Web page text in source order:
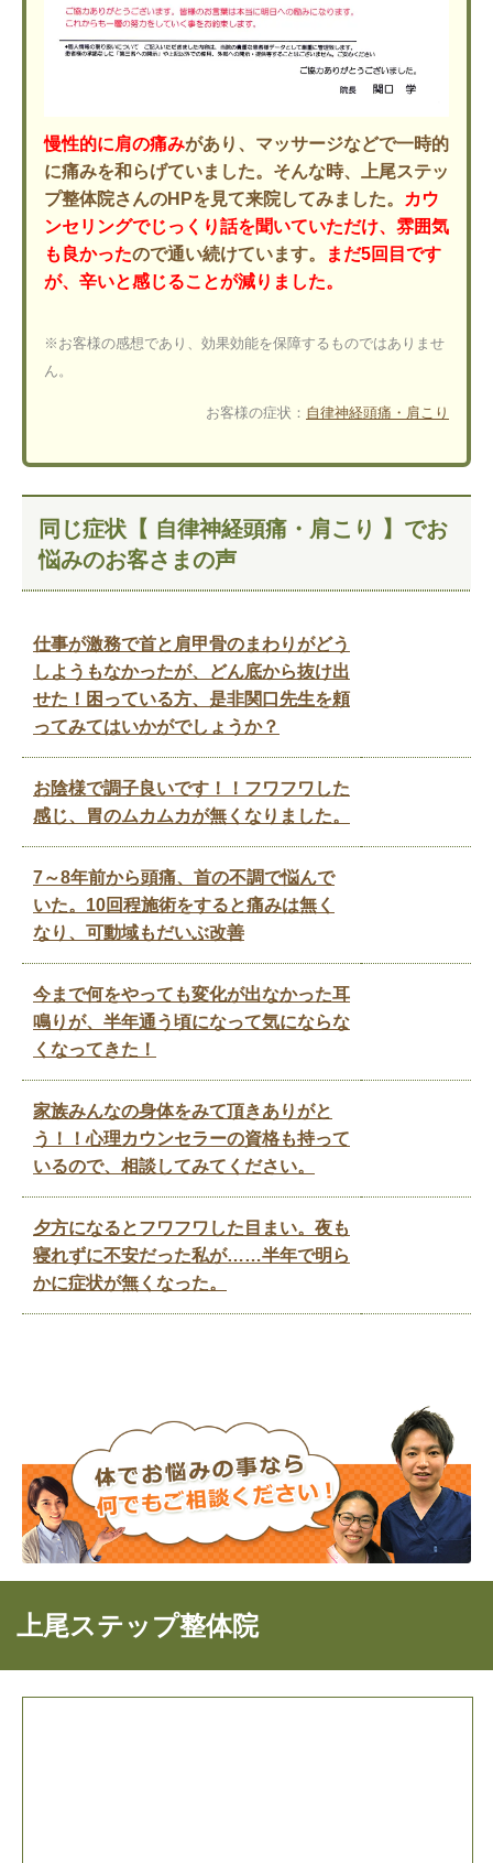
慢性的に肩の痛みがあり、マッサージなどで一時的
に痛みを和らげていました。そんな時、上尾ステッ
プ整体院さんのHPを見て来院してみました。
カウ
ンセリングでじっくり話を聞いていただけ、雰囲気
も良かったので通い続けています。
まだ5回目です
が、辛いと感じることが減りました。
※お客様の感想であり、効果効能を保障するものではありませ
ん。
お客様の症状： 自律神経頭痛・肩こり
同じ症状【 自律神経頭痛・肩こり 】でお
悩みのお客さまの声
仕事が激務で首と肩甲骨のまわりがどう
しようもなかったが、どん底から抜け出
せた！困っている方、是非関口先生を頼
ってみてはいかがでしょうか？
お陰様で調子良いです！！フワフワした
感じ、胃のムカムカが無くなりました。
7～8年前から頭痛、首の不調で悩んで
いた。10回程施術をすると痛みは無く
なり、可動域もだいぶ改善
今まで何をやっても変化が出なかった耳
鳴りが、半年通う頃になって気にならな
くなってきた！
家族みんなの身体をみて頂きありがと
う！！心理カウンセラーの資格も持って
いるので、相談してみてください。
夕方になるとフワフワした目まい。夜も
寝れずに不安だった私が……半年で明ら
かに症状が無くなった。
上尾ステップ整体院